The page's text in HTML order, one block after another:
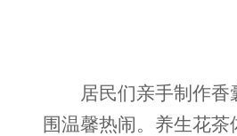
居民们亲手制作
围温馨热闹。养生花